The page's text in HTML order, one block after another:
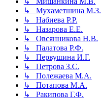
↳ Мухаметшина М.З.
↳ Набиева Р.Р.
↳ Назарова Е.Е.
↳ Овсянникова Н.В.
↳ Палатова Р.Ф.
↳ Первушина И.Г.
↳ Петрова З.С.
↳ Полежаева М.А.
↳ Потапова М.А.
↳ Ракипова Г.Ф.